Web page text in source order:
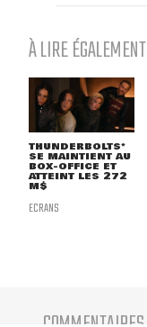
À LIRE ÉGALEMENT
THUNDERBOLTS*
SE MAINTIENT AU
BOX-OFFICE ET
ATTEINT LES 272
M$
ECRANS